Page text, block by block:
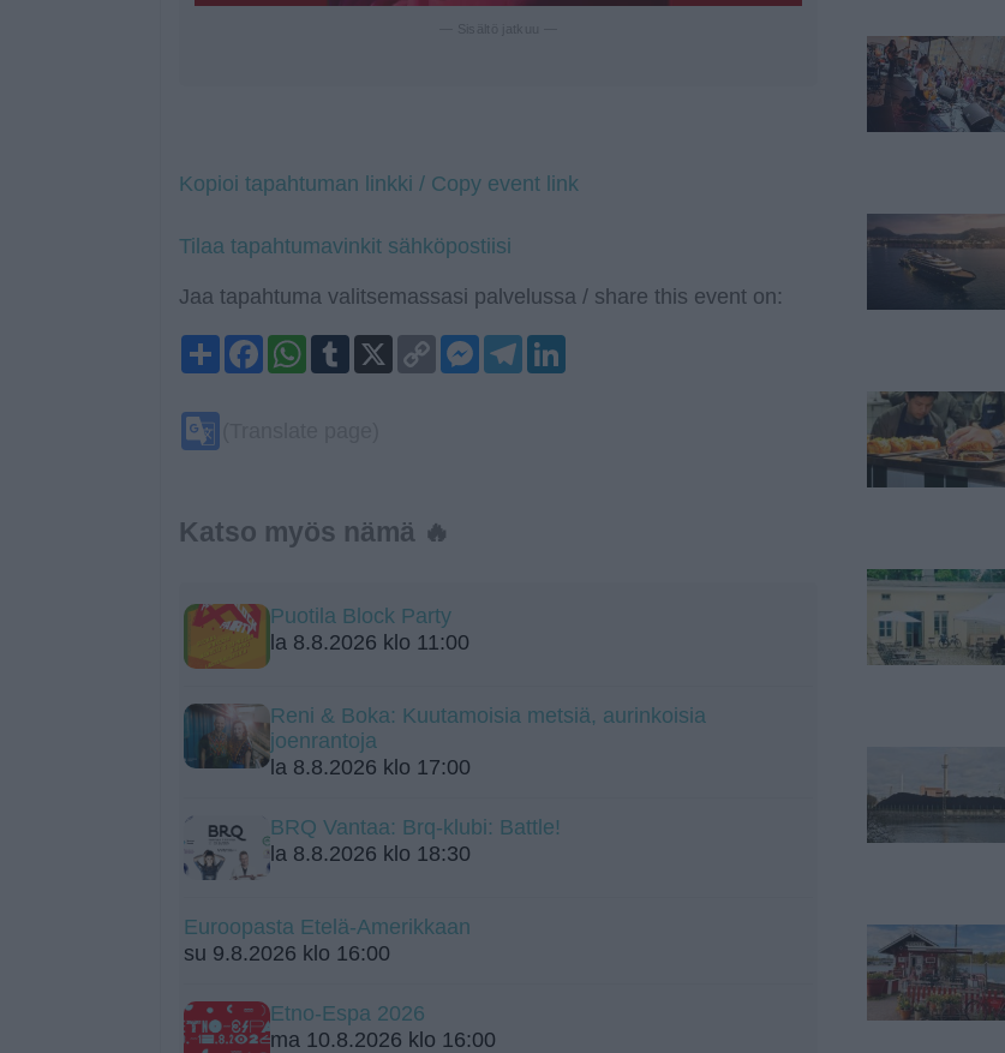
Kopioi tapahtuman linkki / Copy event link
Tilaa tapahtumavinkit sähköpostiisi
Jaa tapahtuma valitsemassasi palvelussa / share this event on:
ShareFacebookWhatsApp
Tumblr
X
Copy
Link
Messenger
Telegram
Katso myös nämä 🔥
Puotila Block Party
la 8.8.2026 klo 11:00
Reni & Boka: Kuutamoisia metsiä, aurinkoisia
joenrantoja
la 8.8.2026 klo 17:00
BRQ Vantaa: Brq-klubi: Battle!
la 8.8.2026 klo 18:30
Euroopasta Etelä-Amerikkaan
su 9.8.2026 klo 16:00
Etno-Espa 2026
ma 10.8.2026 klo 16:00